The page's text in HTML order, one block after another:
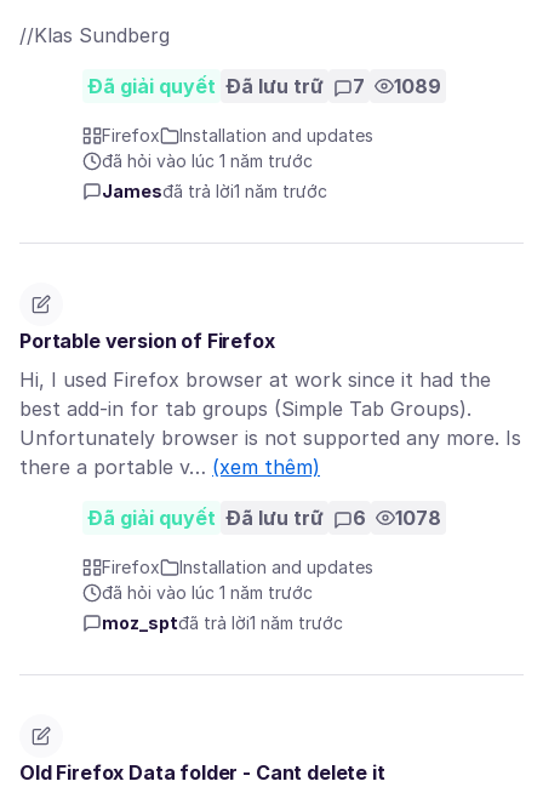
//Klas Sundberg
Đã giải quyết Đã lưu trữ 7 1089
Firefox
Installation and updates
đã hỏi vào lúc 1 năm trước
Jamesđã trả lời1 năm trước
Portable version of Firefox
Hi, I used Firefox browser at work since it had the
best add-in for tab groups (Simple Tab Groups).
Unfortunately browser is not supported any more. Is
there a portable v… (xem thêm)
Đã giải quyết Đã lưu trữ 6 1078
Firefox
Installation and updates
đã hỏi vào lúc 1 năm trước
moz_sptđã trả lời1 năm trước
Old Firefox Data folder - Cant delete it